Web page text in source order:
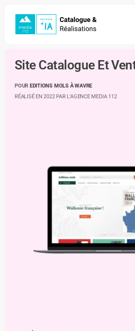
content
Site Catalogue Et
POUR EDITIONS MOLS À WAVRE
RÉALISÉ EN 2022 PAR L'AGENCE MEDIA 112